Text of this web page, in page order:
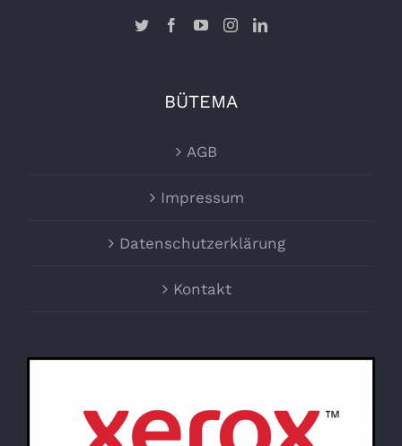
BÜTEMA
AGB
Impressum
Datenschutzerklärung
Kontakt